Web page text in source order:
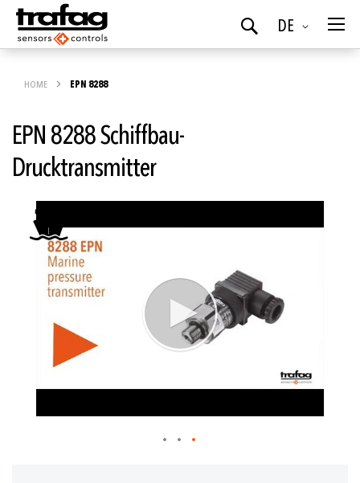
Sprache
DE
Suchen
HOME EPN 8288
EPN 8288 Schiffbau-
Drucktransmitter
Bildgalerie
springen